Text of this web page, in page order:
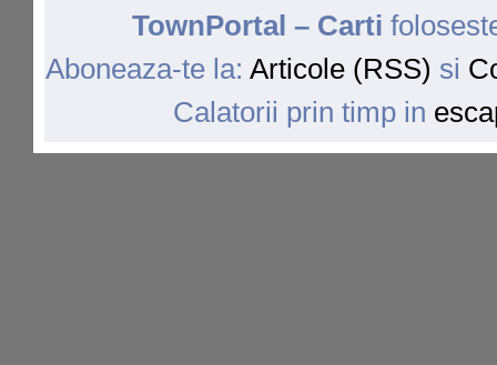
TownPortal – Carti
Aboneaza-te la: Articole (RSS) si
Calatorii prin timp in